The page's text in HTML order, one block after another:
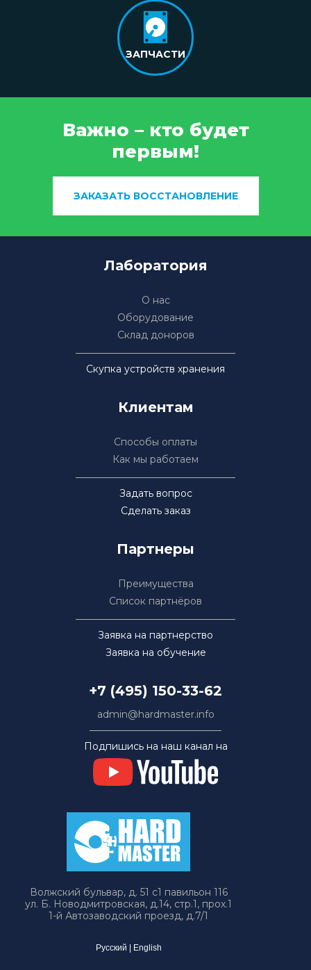
ЗАПЧАСТИ
Важно – кто будет
первым!
ЗАКАЗАТЬ ВОССТАНОВЛЕНИЕ
Лаборатория
О нас
Оборудование
Склад доноров
Скупка устройств хранения
Клиентам
Способы оплаты
Как мы работаем
Задать вопрос
Сделать заказ
Партнеры
Преимущества
Список партнёров
Заявка на партнерство
Заявка на обучение
+7 (495) 150-33-62
admin@hardmaster.info
Подпишись на наш канал на
Волжский бульвар, д. 51 с1 павильон 116
ул. Б. Новодмитровская, д.14, стр.1, прох.1
1-й Автозаводский проезд, д.7/1
Русский English